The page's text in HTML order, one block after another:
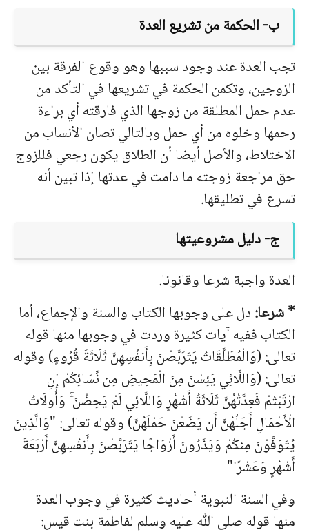
ب‌- الحكمة من تشريع العدة
تجب العدة عند وجود سببها وهو وقوع الفرقة بين
الزوجين، وتكمن الحكمة في تشريعها في التأكد من
عدم حمل المطلقة من زوجها الذي فارقته أي براءة
رحمها وخلوه من أي حمل وبالتالي تصان الأنساب من
الاختلاط، والأصل أيضا أن الطلاق يكون رجعي فللزوج
حق مراجعة زوجته ما دامت في عدتها إذا تبين أنه
تسرع في تطليقها.
ج- دليل مشروعيتها
العدة واجبة شرعا وقانونا.
* شرعا:دل على وجوبها الكتاب والسنة والإجماع، أما
الكتاب ففيه آيات كثيرة وردت في وجوبها منها قوله
تعالى: (وَالْمُطَلَّقَاتُ يَتَرَبَّصْنَ بِأَنفُسِهِنَّ ثَلَاثَةَ قُرُوءٍ) وقوله
تعالى: (وَاللَّائِي يَئِسْنَ مِنَ الْمَحِيضِ مِن نِّسَائِكُمْ إِنِ
ارْتَبْتُمْ فَعِدَّتُهُنَّ ثَلَاثَةُ أَشْهُرٍ وَاللَّائِي لَمْ يَحِضْنَ ۚ وَأُولَاتُ
الْأَحْمَالِ أَجَلُهُنَّ أَن يَضَعْنَ حَمْلَهُنَّ) وقوله تعالى: "وَالَّذِينَ
يُتَوَفَّوْنَ مِنكُمْ وَيَذَرُونَ أَزْوَاجًا يَتَرَبَّصْنَ بِأَنفُسِهِنَّ أَرْبَعَةَ
أَشْهُرٍ وَعَشْرًا"
وفي السنة النبوية أحاديث كثيرة في وجوب العدة
منها قوله صلى ﷲ عليه وسلم لفاطمة بنت قيس: